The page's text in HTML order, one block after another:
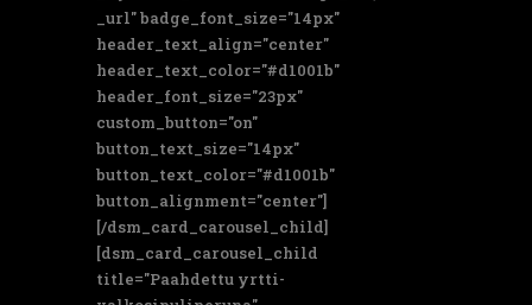
_url" badge_font_size="14px"
header_text_align="center"
header_text_color="#d1001b"
header_font_size="23px"
custom_button="on"
button_text_size="14px"
button_text_color="#d1001b"
button_alignment="center"]
[/dsm_card_carousel_child]
[dsm_card_carousel_child
title="Paahdettu yrtti-